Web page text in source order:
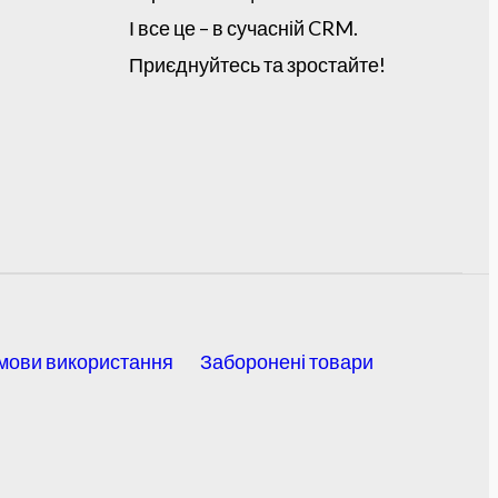
І все це – в сучасній CRM.
Приєднуйтесь та зростайте!
використання Заборонені товари